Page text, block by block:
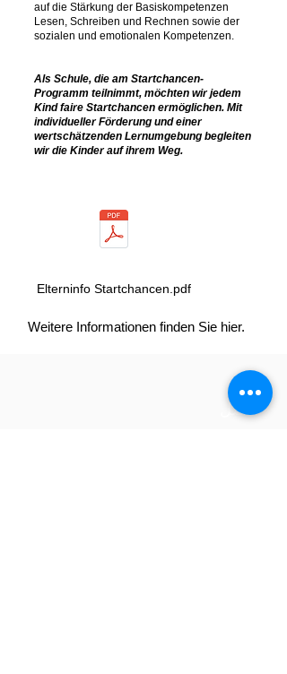
auf die Stärkung der Basiskompetenzen
Lesen, Schreiben und Rechnen sowie der
sozialen und emotionalen Kompetenzen.
Als Schule, die am Startchancen-
Programm teilnimmt, möchten wir jedem
Kind faire Startchancen ermöglichen. Mit
individueller Förderung und einer
wertschätzenden Lernumgebung begleiten
wir die Kinder auf ihrem Weg.
Elterninfo Startchancen.pdf
Weitere Informationen finden Sie hier.
اتصل